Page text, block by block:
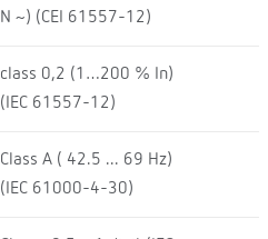
N ~) (CEI 61557-12)
class 0,2 (1…200 % In)
(IEC 61557-12)
Class A ( 42.5 ... 69 Hz)
(IEC 61000-4-30)